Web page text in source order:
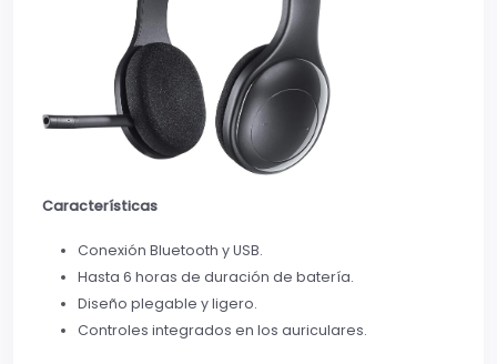
Características
Conexión Bluetooth y USB.
Hasta 6 horas de duración de batería.
Diseño plegable y ligero.
Controles integrados en los auriculares.